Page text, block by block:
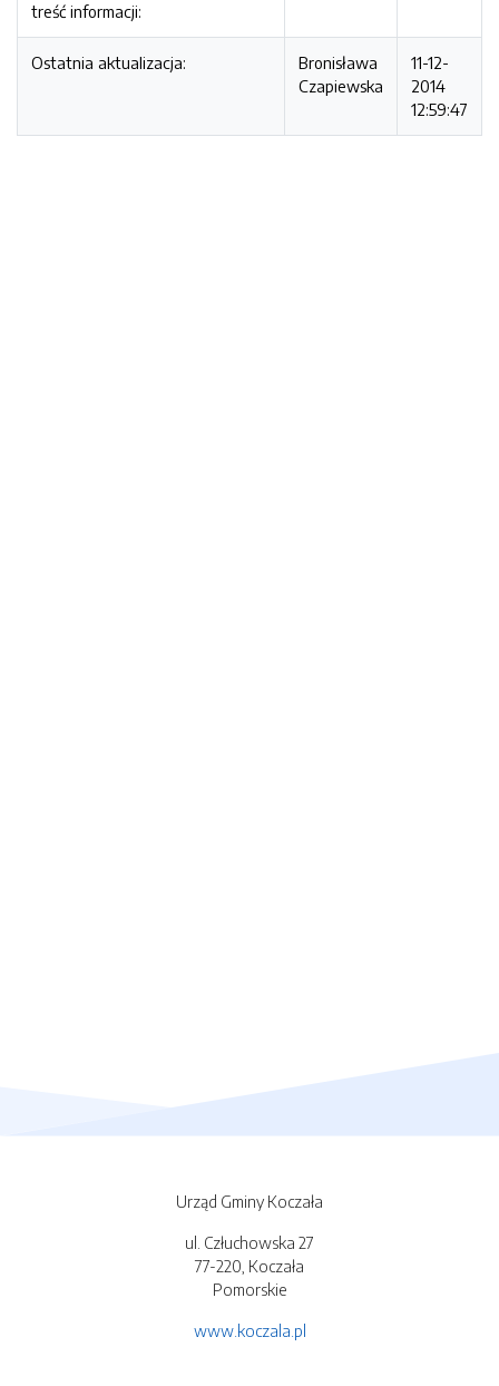
treść informacji:
Ostatnia aktualizacja:
Bronisława
Czapiewska
11-12-
2014
12:59:47
Urząd Gminy Koczała
ul. Człuchowska 27
77-220, Koczała
Pomorskie
www.koczala.pl